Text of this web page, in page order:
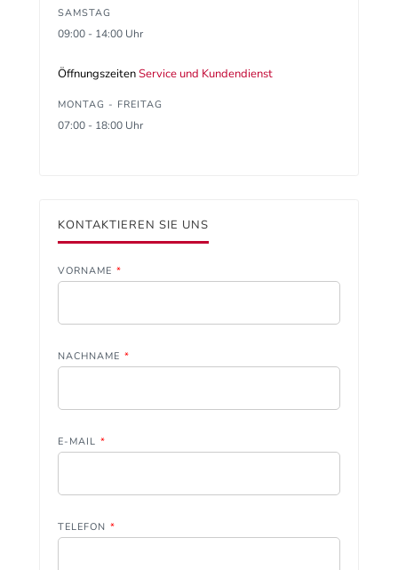
SAMSTAG
09:00 - 14:00 Uhr
ÖffnungszeitenService und Kundendienst
MONTAG - FREITAG
07:00 - 18:00 Uhr
KONTAKTIEREN SIE UNS
VORNAME *
NACHNAME *
E-MAIL *
TELEFON *